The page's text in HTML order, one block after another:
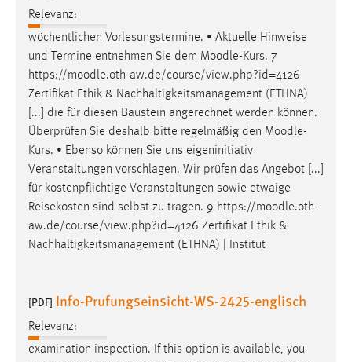
Relevanz:
wöchentlichen Vorlesungstermine. • Aktuelle Hinweise
und Termine entnehmen Sie dem Moodle-Kurs. 7
https://moodle.oth-aw.de/course/view.php?id=4126
Zertifikat Ethik & Nachhaltigkeitsmanagement (ETHNA)
[...] die für diesen Baustein angerechnet werden können.
Überprüfen Sie deshalb bitte regelmäßig den Moodle-
Kurs. • Ebenso können Sie uns eigeninitiativ
Veranstaltungen vorschlagen. Wir prüfen das Angebot [...]
für kostenpflichtige Veranstaltungen sowie etwaige
Reisekosten sind selbst zu tragen. 9 https://moodle.oth-
aw.de/course/view.php?id=4126 Zertifikat Ethik &
Nachhaltigkeitsmanagement (ETHNA) | Institut
[PDF] Info-Prufungseinsicht-WS-2425-englisch
Relevanz:
examination inspection. If this option is available, you